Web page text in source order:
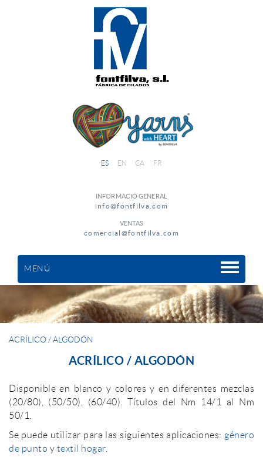
ES EN CA FR
INFORMACIÓ GENERAL
info@fontfilva.com
VENTAS
comercial@fontfilva.com
MENÚ
ACRÍLICO / ALGODÓN
ACRÍLICO / ALGODÓN
Disponible en blanco y colores y en diferentes mezclas
(20/80), (50/50), (60/40). Títulos del Nm 14/1 al Nm
50/1.
Se puede utilizar para las siguientes aplicaciones: género
de punto y textil hogar.